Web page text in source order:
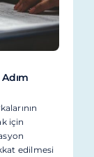
için
edilmesi